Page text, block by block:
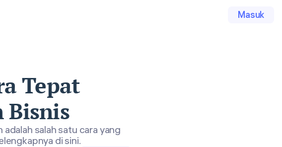
Masuk
Tepat
Bisnis
salah satu cara yang
di sini.